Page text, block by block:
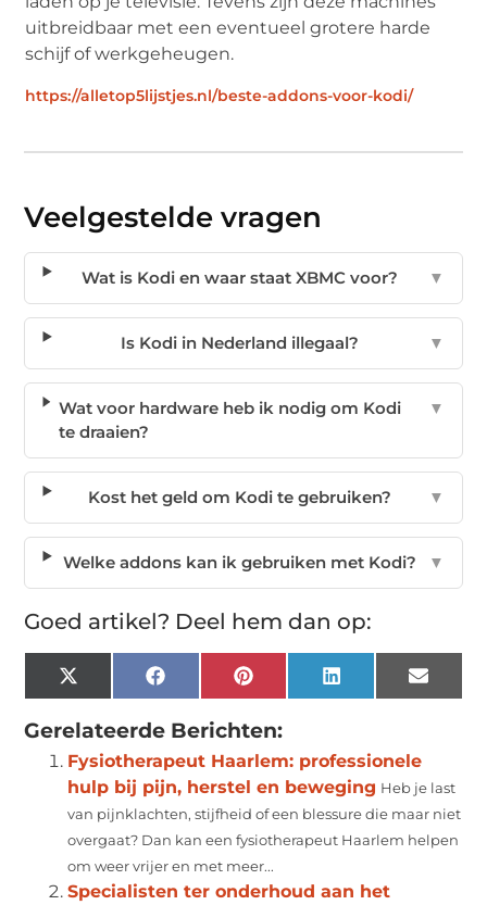
uitbreidbaar met een eventueel grotere harde
schijf of werkgeheugen.
https://alletop5lijstjes.nl/beste-addons-voor-kodi/
Veelgestelde vragen
Wat is Kodi en waar staat XBMC voor? ▼
Is Kodi in Nederland illegaal? ▼
Wat voor hardware heb ik nodig om Kodi
te draaien?
▼
Kost het geld om Kodi te gebruiken? ▼
Welke addons kan ik gebruiken met Kodi? ▼
Goed artikel? Deel hem dan op:
X
(Twitter)
Facebook Pinterest LinkedIn Email
Gerelateerde Berichten:
Fysiotherapeut Haarlem: professionele
hulp bij pijn, herstel en beweging Heb je last
van pijnklachten, stijfheid of een blessure die maar niet
overgaat? Dan kan een fysiotherapeut Haarlem helpen
om weer vrijer en met meer...
Specialisten ter onderhoud aan het